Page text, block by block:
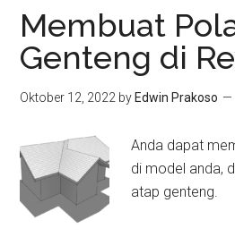
Membuat
Genteng di
Oktober 12, 2022 by Edwin Prakoso
Anda dapat
di model anda,
atap genteng.